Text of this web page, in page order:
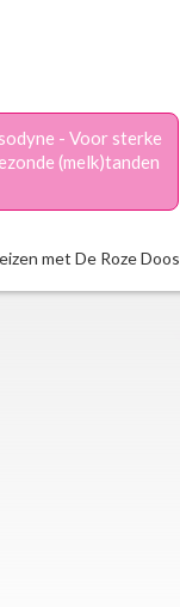
- Voor sterke
(melk)tanden
met De Roze Doos